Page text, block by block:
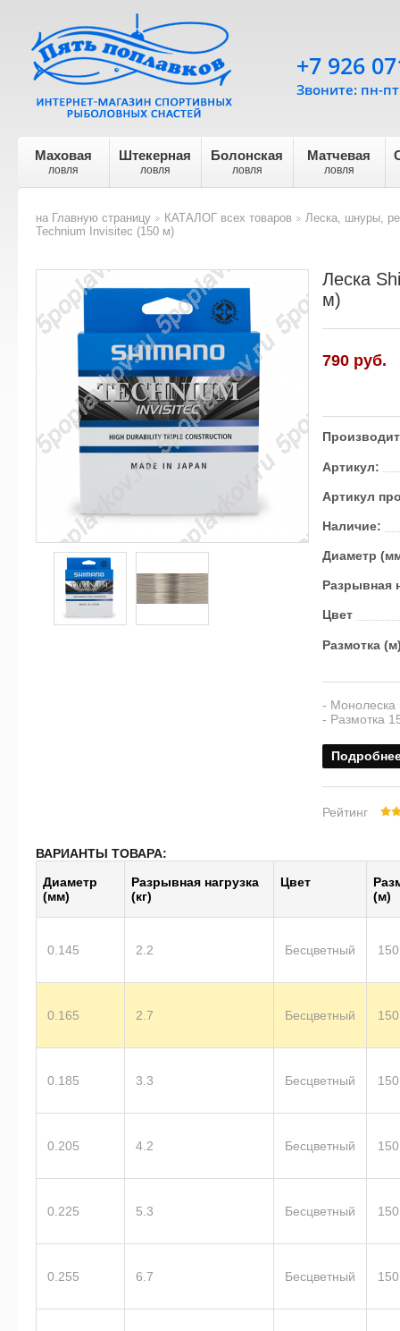
Маховая
ловля
Штекерная
ловля
Болонская
ловля
Матчевая
ловля
+7 926
Звоните: пн-
на Главную страницу
>
КАТАЛОГ всех товаров
Леска, шнуры,
Technium Invisitec (150 м)
Леска
м)
790 руб.
Артикул:
Артикул
Наличие:
Диаметр
Разрывная
Цвет
Размотка
- Монолеска
- Размотка
Рейтинг
ВАРИАНТЫ ТОВАРА:
Диаметр
(мм)
Разрывная нагрузка
(кг)
Цвет
(м)
0.145 2.2 Бесцветный 150
0.165 2.7 Бесцветный 150
0.185 3.3 Бесцветный 150
0.205 4.2 Бесцветный 150
0.225 5.3 Бесцветный 150
0.255 6.7 Бесцветный 150